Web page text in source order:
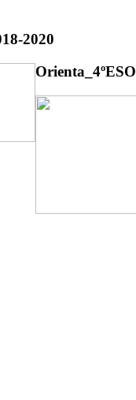
2020
Orienta_4ºESO